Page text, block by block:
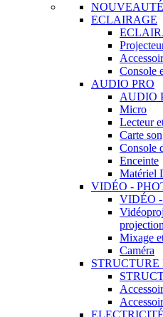
ECLAIRAGE
Console
AUDIO PRO
AUDIO
Micro
Lecteur
Carte
Console
Enceinte
Matériel
VIDÉO -
VIDÉO
projection
Mixage
Caméra